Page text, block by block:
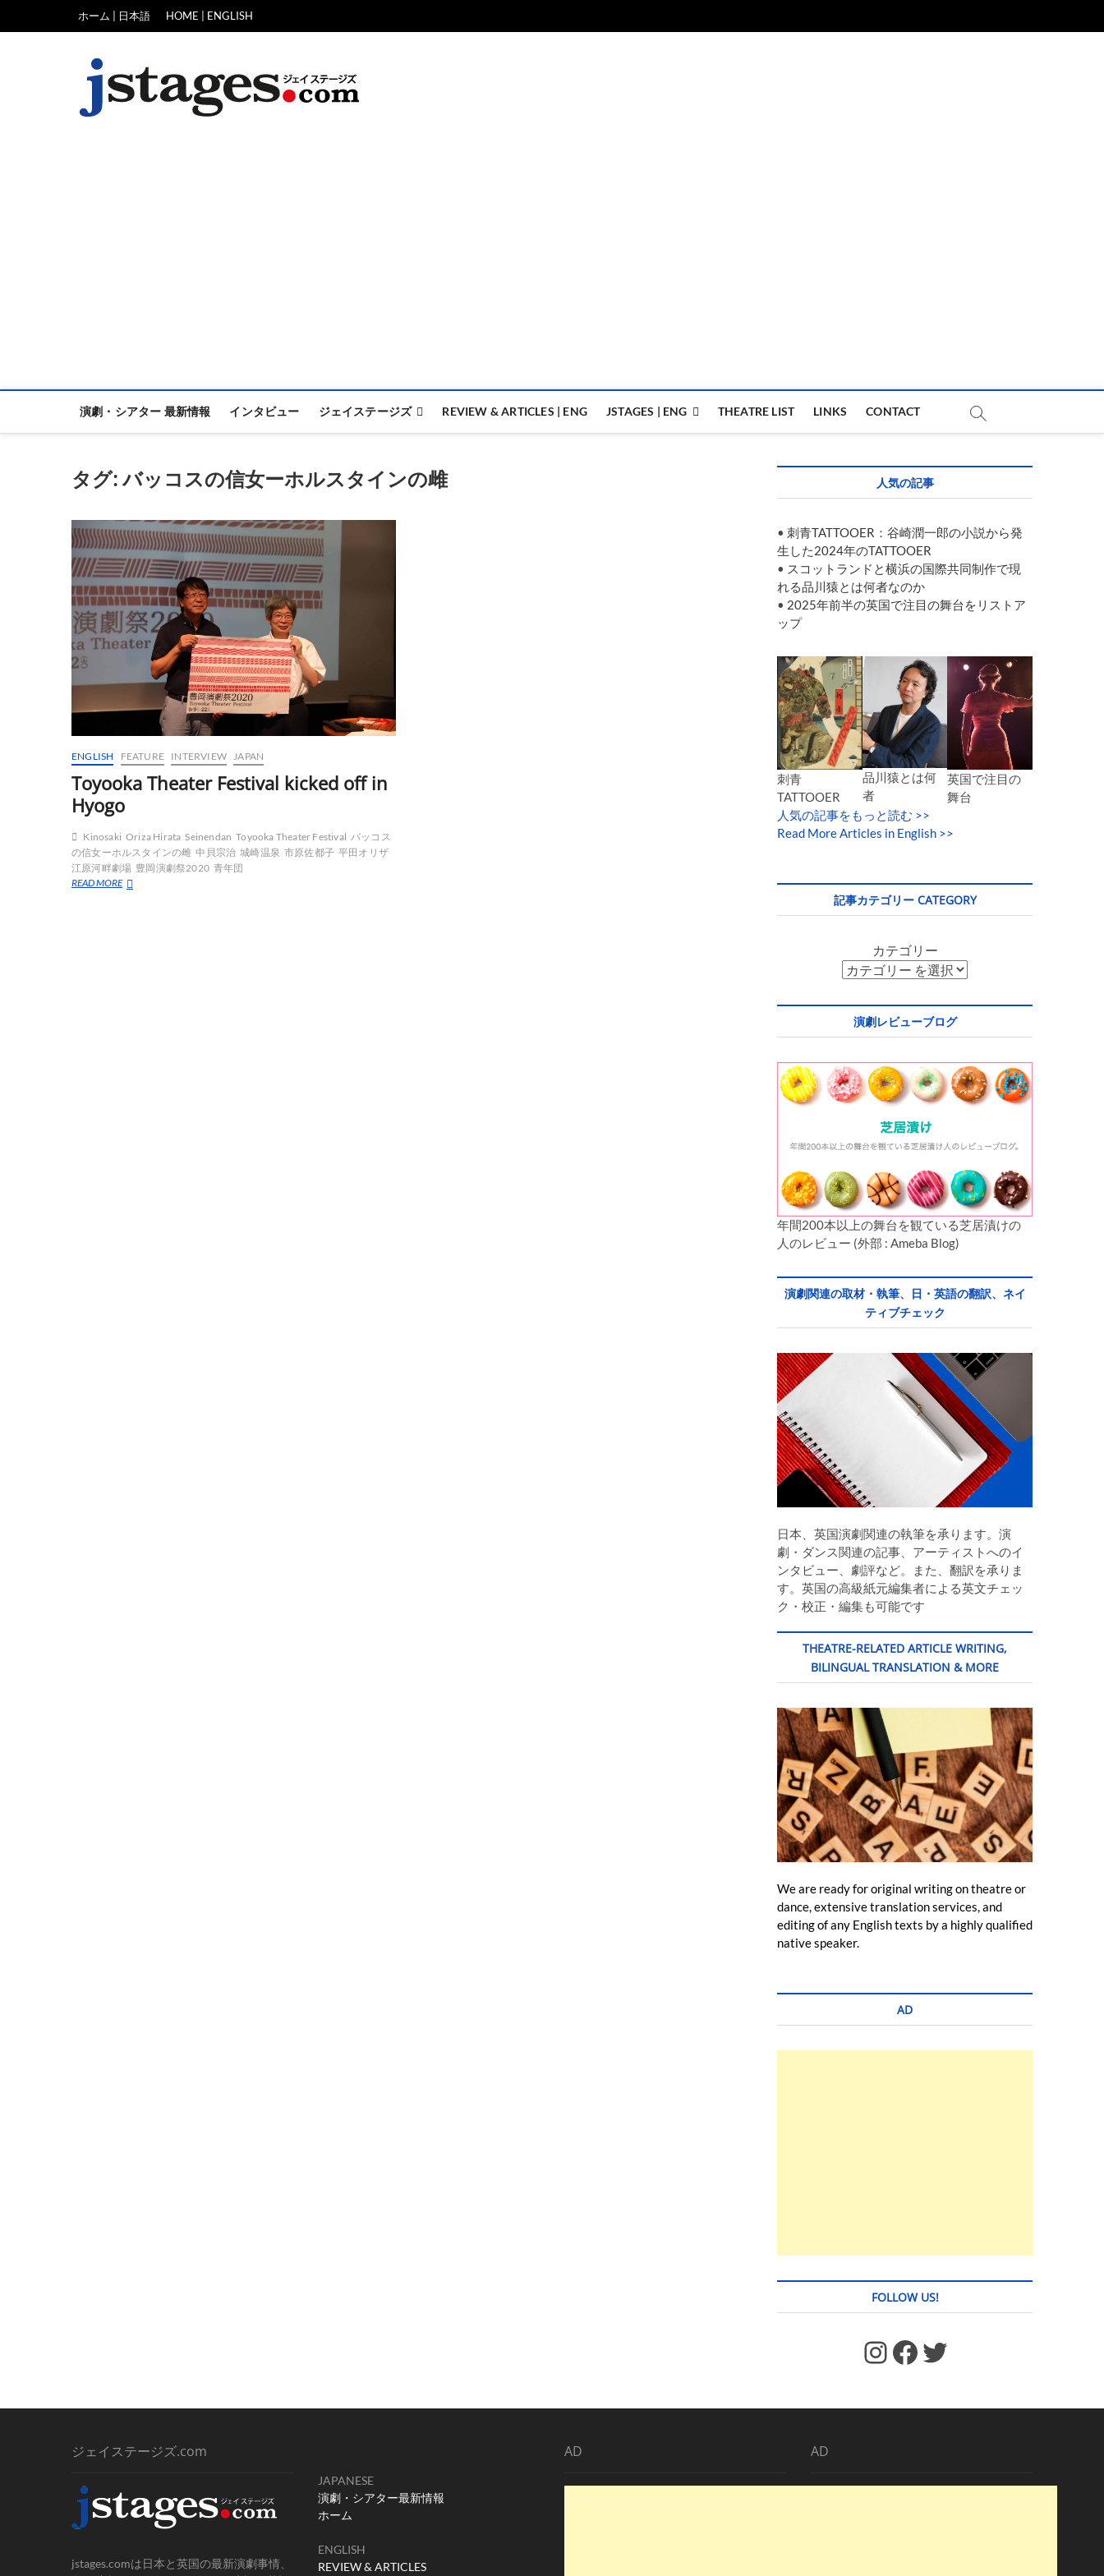
ホーム | 日本語 HOME | ENGLISH
演劇・シアター 最新情報 インタビュー ジェイステージズ REVIEW & ARTICLES | ENG JSTAGES | ENG THEATRE LIST LINKS CONTACT
タグ:バッコスの信女ーホルスタインの雌
ENGLISH FEATURE INTERVIEW JAPAN
Toyooka Theater Festival kicked off in
Hyogo
Kinosaki Oriza Hirata Seinendan Toyooka Theater Festival バッコス
の信女ーホルスタインの雌 中貝宗治 城崎温泉 市原佐都子 平田オリザ
江原河畔劇場 豊岡演劇祭2020 青年団
READ MOREToyooka
人気の記事
• 刺青TATTOOER：谷崎潤一郎の小説から発
生した2024年のTATTOOER
• スコットランドと横浜の国際共同制作で現
れる品川猿とは何者なのか
• 2025年前半の英国で注目の舞台をリストア
ップ
刺青
TATTOOER
品川猿とは何
者
英国で注目の
舞台
人気の記事をもっと読む >>
Read More Articles in English >>
記事カテゴリー CATEGORY
カテゴリー
演劇レビューブログ
年間200本以上の舞台を観ている芝居漬けの
人のレビュー (外部 : Ameba Blog)
演劇関連の取材・執筆、日・英語の翻訳、ネイ
ティブチェック
日本、英国演劇関連の執筆を承ります。演
劇・ダンス関連の記事、アーティストへのイ
ンタビュー、劇評など。また、翻訳を承りま
す。英国の高級紙元編集者による英文チェッ
ク・校正・編集も可能です
THEATRE-RELATED ARTICLE WRITING,
BILINGUAL TRANSLATION & MORE
We are ready for original writing on theatre or
dance, extensive translation services, and
editing of any English texts by a highly qualified
native speaker.
AD
FOLLOW US!
https://www.facebook.com/jstages/ Facebook Twitter
ジェイステージズ.com
jstages.comは日本と英国の最新演劇事情、
JAPANESE
演劇・シアター最新情報
ホーム
ENGLISH
REVIEW & ARTICLES
AD AD